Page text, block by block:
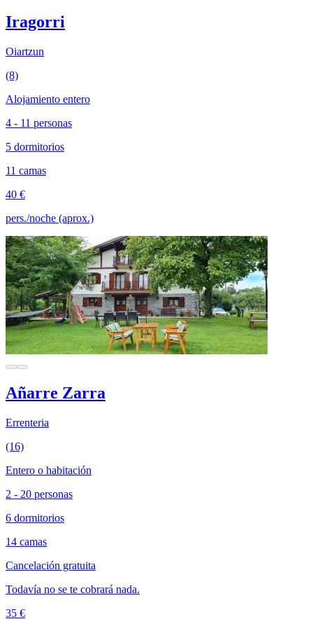
Iragorri
Oiartzun
(8)
Alojamiento entero
4 - 11 personas
5 dormitorios
11 camas
40 €
pers./noche (aprox.)
Añarre Zarra
Errenteria
(16)
Entero o habitación
2 - 20 personas
6 dormitorios
14 camas
Cancelación gratuita
Todavía no se te cobrará nada.
35 €